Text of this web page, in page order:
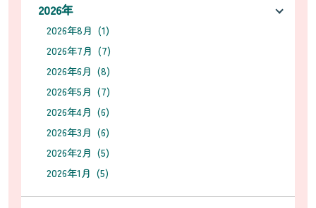
2026年
2026年8月 (1)
2026年7月 (7)
2026年6月 (8)
2026年5月 (7)
2026年4月 (6)
2026年3月 (6)
2026年2月 (5)
2026年1月 (5)